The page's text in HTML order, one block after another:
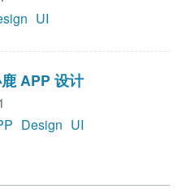
UI
APP 设计
Design UI